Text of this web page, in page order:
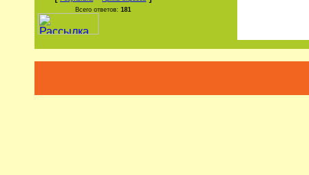
Всего ответов: 181